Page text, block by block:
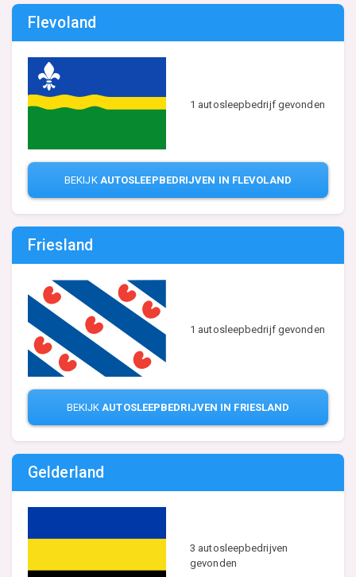
Flevoland
1 autosleepbedrijf gevonden
BEKIJK AUTOSLEEPBEDRIJVEN IN FLEVOLAND
Friesland
1 autosleepbedrijf gevonden
BEKIJK AUTOSLEEPBEDRIJVEN IN FRIESLAND
Gelderland
3 autosleepbedrijven
gevonden